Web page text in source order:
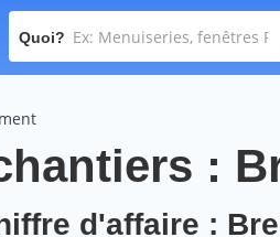
Quoi?
:
d'affaire :